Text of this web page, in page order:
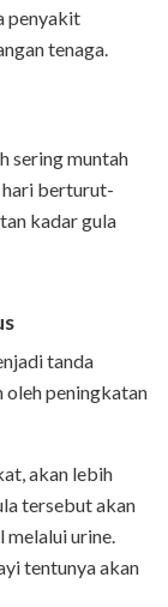
penyakit
tenaga.
sering muntah
hari berturut-
kadar gula
tanda
oleh peningkatan
akan lebih
tersebut akan
melalui urine.
tentunya akan